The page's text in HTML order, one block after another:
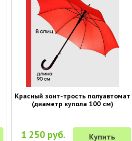
Красный зонт-трость полуавтомат
(диаметр купола 100 см)
1 250 руб. Купить